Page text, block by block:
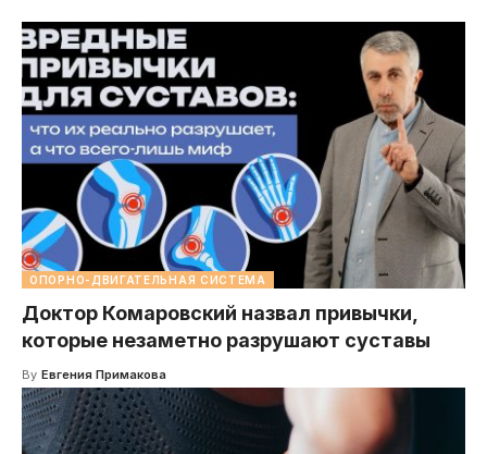
ОПОРНО-ДВИГАТЕЛЬНАЯ СИСТЕМА
Доктор Комаровский назвал привычки,
которые незаметно разрушают суставы
By Евгения Примакова